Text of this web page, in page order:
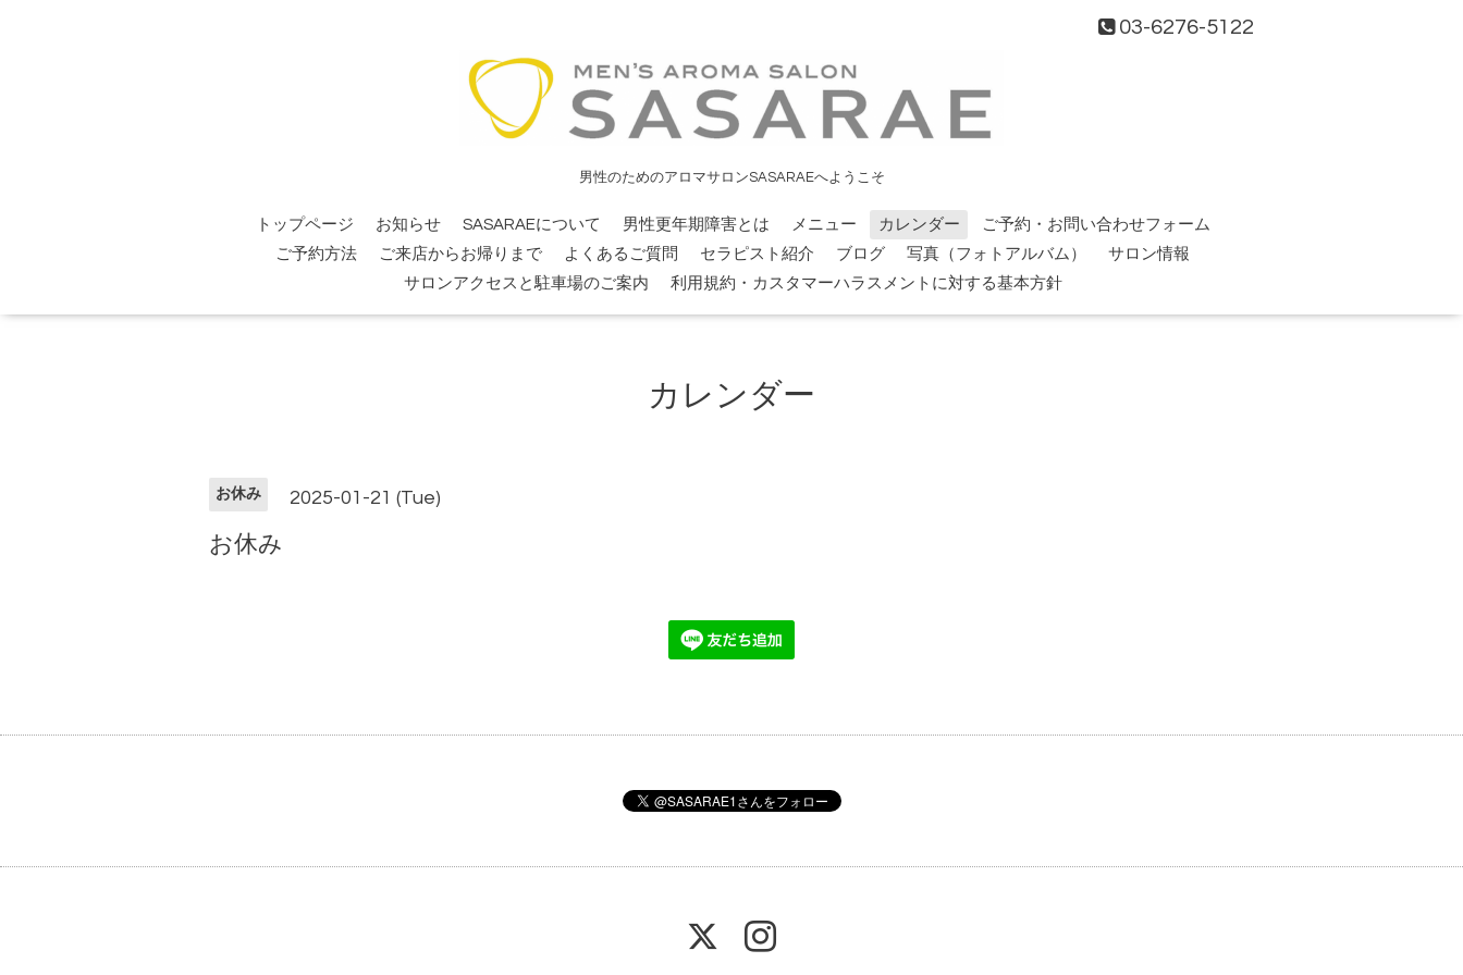
03-6276-5122
男性のためのアロマサロンSASARAEへようこそ
トップページ お知らせ SASARAEについて 男性更年期障害とは メニュー カレンダー
ご予約・お問い合わせフォーム
ご予約方法
ご来店からお帰りまで よくあるご質問 セラピスト紹介 ブログ 写真（フォトアルバム）
サロン情報
サロンアクセスと駐車場のご案内
利用規約・カスタマーハラスメントに対する基本方針
カレンダー
お休み 2025-01-21 (Tue)
お休み